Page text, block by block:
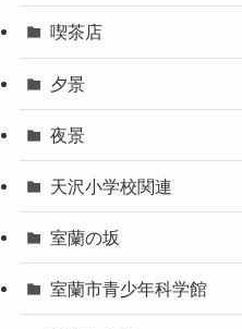
喫茶店
夕景
夜景
天沢小学校関連
室蘭の坂
室蘭市青少年科学館